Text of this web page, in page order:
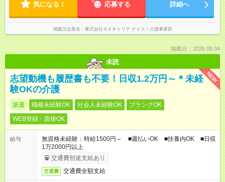
気になる！ 応募する 詳細へ
掲載元企業名 株式会社ネオキャリア ナイス！介護事業部
掲載日：2026.08.04
未読
NEW
志望動機も履歴書も不要！日収1.2万円～＊未経
験OKの介護
派遣 職種未経験OK 社会人未経験OK
ブランクOK
WEB登録・面接OK
給与
無資格未経験：時給1500円～ ■週払いOK ■扶養内OK ■日収
1万2000円以上
交通費別途支給あり
交通費 交通費全額支給